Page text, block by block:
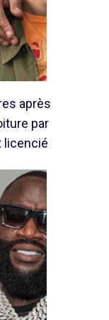
après
par
licencié